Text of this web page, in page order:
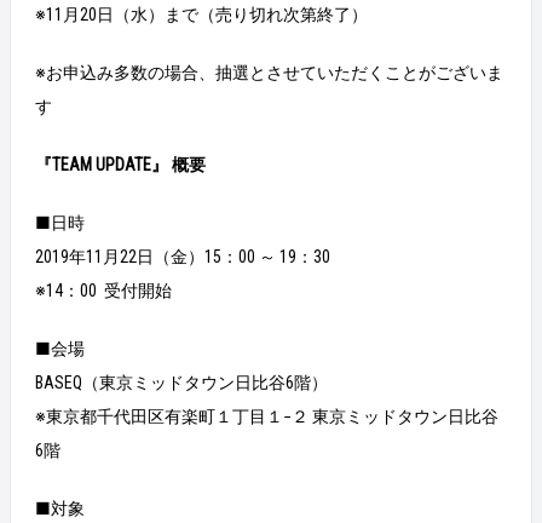
※11月20日（水）まで（売り切れ次第終了）
※お申込み多数の場合、抽選とさせていただくことがございま
す
『TEAM UPDATE』 概要
■日時
2019年11月22日（金）15：00 ～ 19：30
※14：00 受付開始
■会場
BASEQ（東京ミッドタウン日比谷6階）
※東京都千代田区有楽町１丁目１−２ 東京ミッドタウン日比谷
6階
■対象